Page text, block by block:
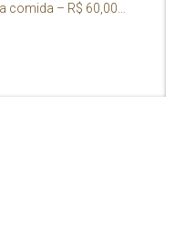
comida – R$ 60,00…